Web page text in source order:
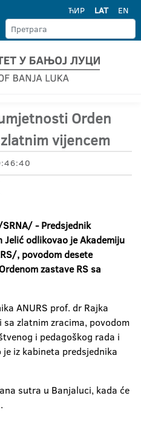
ЋИР LAT EN
Orden
vijencem
SRNA/ - Predsjednik
odlikovao je Akademiju
, povodom desete
zastave RS sa
ANURS prof. dr Rajka
zlatnim zracima, povodom
i pedagoškog rada i
iz kabineta predsjednika
sutra u Banjaluci, kada će